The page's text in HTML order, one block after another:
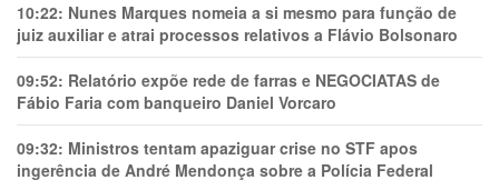
10:22: Nunes Marques nomeia a si mesmo para função de
juiz auxiliar e atrai processos relativos a Flávio Bolsonaro
09:52: Relatório expõe rede de farras e NEGOCIATAS de
Fábio Faria com banqueiro Daniel Vorcaro
09:32: Ministros tentam apaziguar crise no STF apos
ingerência de André Mendonça sobre a Polícia Federal